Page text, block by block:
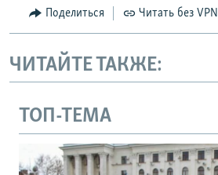
Поделиться Читать без VPN
ЧИТАЙТЕ ТАКЖЕ:
ТОП-ТЕМА